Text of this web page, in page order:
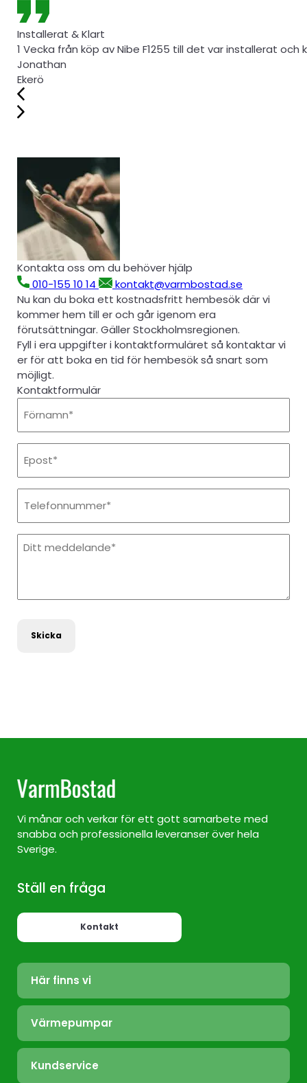
Installerat & Klart
1 Vecka från köp av Nibe F1255 till det var installerat
Jonathan
Ekerö
Kontakta oss om du behöver hjälp
010-155 10 14
kontakt@varmbostad.se
Nu kan du boka ett kostnadsfritt hembesök där vi
kommer hem till er och går igenom era
förutsättningar. Gäller Stockholmsregionen.
Fyll i era uppgifter i kontaktformuläret så kontaktar vi
er för att boka en tid för hembesök så snart som
möjligt.
Kontaktformulär
Meddelande
Vi månar och verkar för ett gott samarbete med
snabba och professionella leveranser över hela
Sverige.
Ställ en fråga
Kontakt
Här finns vi
Värmepump Sverige
Värmepump Stockholm
Värmepump Ekerö
Värmepumpar
Luft/Luft
Bergvärme
Kundservice